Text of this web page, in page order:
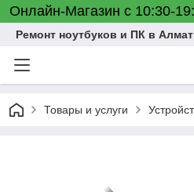
Онлайн-Магазин с 10:30-
Ремонт ноутбуков и ПК в
Товары и услуги